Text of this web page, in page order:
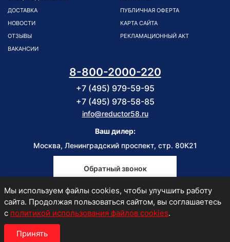
ДОСТАВКА
НОВОСТИ
ОТЗЫВЫ
ВАКАНСИИ
ПУБЛИЧНАЯ ОФЕРТА
КАРТА САЙТА
РЕКЛАМАЦИОННЫЙ АКТ
8-800-2000-220
+7 (495) 979-59-95
+7 (495) 978-58-85
info@reductor58.ru
Ваш дилер:
Москва, Ленинградский проспект, стр. 80К21
Обратный звонок
Пн-Пт
9:00-18:00
Мы используем файлы cookies, чтобы улучшить работу
сайта. Продолжая пользоваться сайтом, вы соглашаетесь
с политикой использования файлов cookies.
Принять